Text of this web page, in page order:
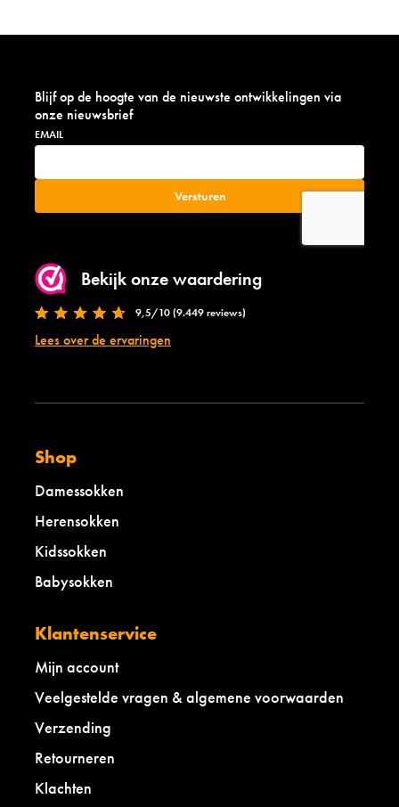
Blijf op de hoogte van de nieuwste ontwikkelingen via
onze nieuwsbrief
Bekijk onze waardering
9,5/10 (9.449 reviews)
Lees over de ervaringen
Shop
Damessokken
Herensokken
Kidssokken
Babysokken
Klantenservice
Mijn account
Veelgestelde vragen & algemene voorwaarden
Verzending
Retourneren
Klachten